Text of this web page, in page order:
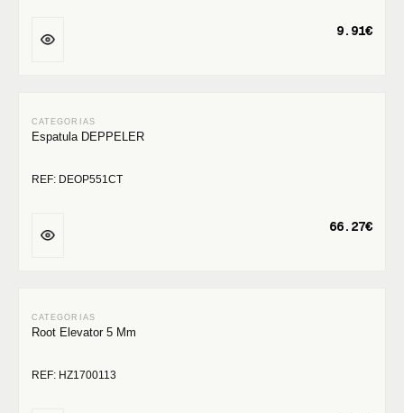
9.91€
Espatula DEPPELER
REF: DEOP551CT
66.27€
Root Elevator 5 Mm
REF: HZ1700113